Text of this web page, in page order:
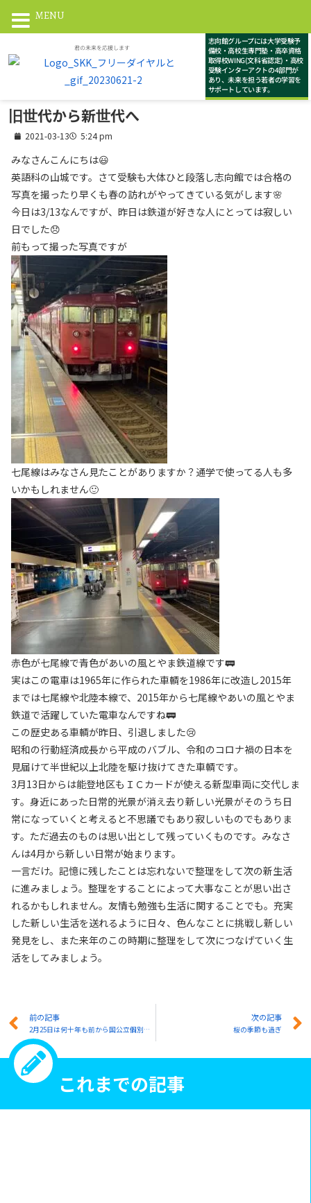
君の未来を応援します
志向館グループには大学受験予
備校・高校生専門塾・高卒資格
取得校WING(文科省認定)・高校
受験インターアクトの4部門が
あり、未来を担う若者の学習を
サポートしています。
これまでの記事
旧世代から新世代へ
2021-03-13 5:24 pm
みなさんこんにちは😃
英語科の山城です。さて受験も大体ひと段落し志向館では合格の
写真を撮ったり早くも春の訪れがやってきている気がします🌸
今日は3/13なんですが、昨日は鉄道が好きな人にとっては寂しい
日でした😞
前もって撮った写真ですが
七尾線はみなさん見たことがありますか？通学で使ってる人も多
いかもしれません🙂
赤色が七尾線で青色があいの風とやま鉄道線です🚃
実はこの電車は1965年に作られた車輌を1986年に改造し2015年
までは七尾線や北陸本線で、2015年から七尾線やあいの風とやま
鉄道で活躍していた電車なんですね🚃
この歴史ある車輌が昨日、引退しました😢
昭和の行動経済成長から平成のバブル、令和のコロナ禍の日本を
見届けて半世紀以上北陸を駆け抜けてきた車輌です。
3月13日からは能登地区もＩＣカードが使える新型車両に交代しま
す。身近にあった日常的光景が消え去り新しい光景がそのうち日
常になっていくと考えると不思議でもあり寂しいものでもありま
す。ただ過去のものは思い出として残っていくものです。みなさ
んは4月から新しい日常が始まります。
一言だけ。記憶に残したことは忘れないで整理をして次の新生活
に進みましょう。整理をすることによって大事なことが思い出さ
れるかもしれません。友情も勉強も生活に関することでも。充実
した新しい生活を送れるように日々、色んなことに挑戦し新しい
発見をし、また来年のこの時期に整理をして次につなげていく生
活をしてみましょう。
前の記事
2月25日は何十年も前から国公立個別試験の日
次の記事
桜の季節も過ぎ
MENU